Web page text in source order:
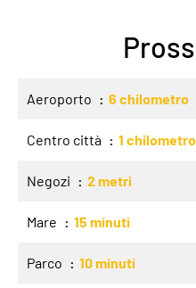
Aeroporto 6 chilometro
Centro città 1 chilometro
Negozi 2 metri
Mare 15 minuti
Parco 10 minuti